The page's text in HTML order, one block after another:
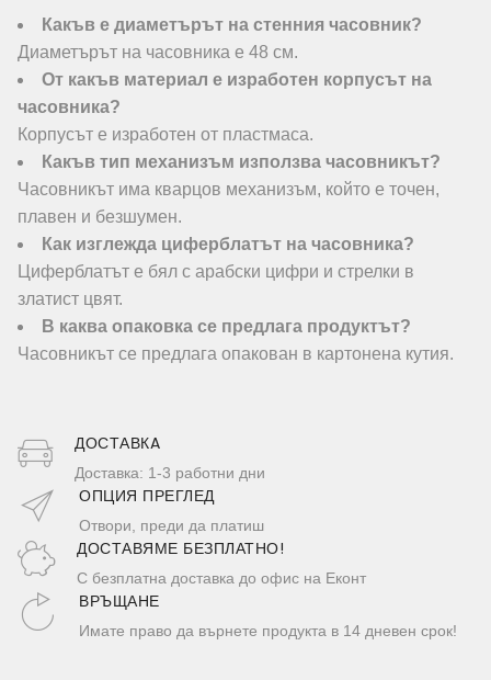
Какъв е диаметърът на стенния часовник?
Диаметърът на часовника е 48 см.
От какъв материал е изработен корпусът на
часовника?
Корпусът е изработен от пластмаса.
Какъв тип механизъм използва часовникът?
Часовникът има кварцов механизъм, който е точен,
плавен и безшумен.
Как изглежда циферблатът на часовника?
Циферблатът е бял с арабски цифри и стрелки в
златист цвят.
В каква опаковка се предлага продуктът?
Часовникът се предлага опакован в картонена кутия.
ДОСТАВКA
Доставка: 1-3 работни дни
ОПЦИЯ ПРЕГЛЕД
Отвори, преди да платиш
ДОСТАВЯМЕ БЕЗПЛАТНО!
С безплатна доставка до офис на Еконт
ВРЪЩАНЕ
Имате право да върнете продукта в 14 дневен срок!